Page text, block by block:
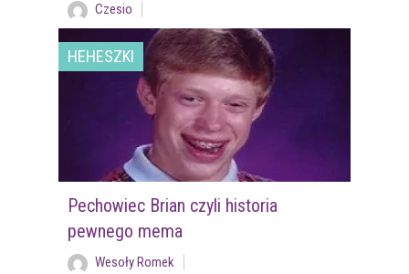
Czesio
HEHESZKI
Pechowiec Brian czyli historia
pewnego mema
Wesoły Romek